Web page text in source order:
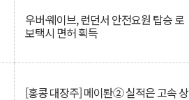
우버·웨이브, 런던서 안전요원 탑승 로
보택시 면허 획득
[홍콩 대장주] 메이퇀② 실적은 고속 상